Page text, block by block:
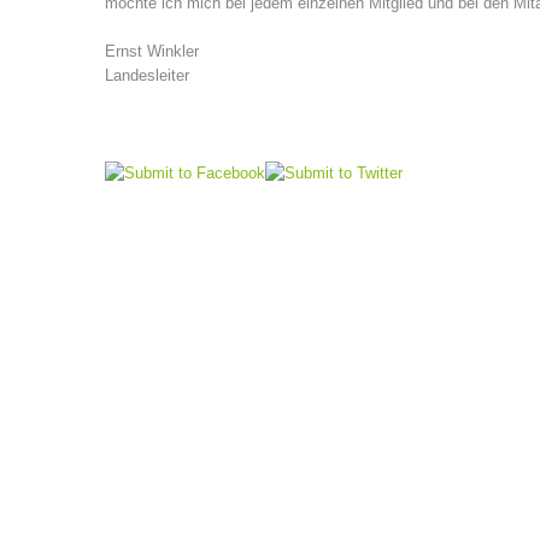
Ernst Winkler
Landesleiter